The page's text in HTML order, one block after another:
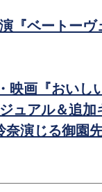
『ベートーヴ
映画『おいし
ュアル＆追加
奈演じる御園